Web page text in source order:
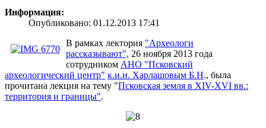
Информация:
Опубликовано: 01.12.2013 17:41
В рамках лектория "Археологи
рассказывают", 26 ноября 2013 года
сотрудником АНО "Псковский
археологический центр" к.и.н. Харлашовым Б.Н., была
прочитана лекция на тему "Псковская земля в XIV-XVI вв.:
территория и границы".